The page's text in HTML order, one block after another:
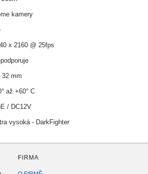
kamery
x 2160 @ 25fps
32 mm
až +60° C
/ DC12V
vysoká - DarkFighter
FIRMA